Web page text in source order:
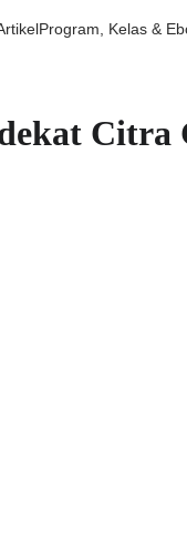
Program, Kelas &
Citra